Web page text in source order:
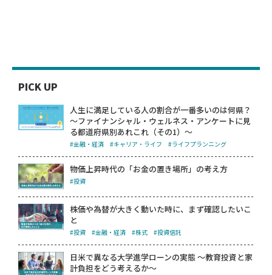
PICK UP
人生に満足している人の割合が一番多いのは何県？
～ファイナンシャル・ウェルネス・アンケートに見
る都道府県別あれこれ（その1）～
#金融・経済 #キャリア・ライフ #ライフプランニング
物価上昇時代の「お金の置き場所」の考え方
#投資
株価や為替が大きく動いた時に、まず確認したいこ
と
#投資 #金融・経済 #株式 #投資信託
日米で異なる大学進学ローンの実態 ～教育投資と家
計負担をどう考えるか～